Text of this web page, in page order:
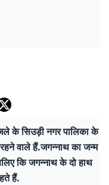
के सिउड़ी नगर पालिका के
वाले हैं.जगन्नाथ का जन्म
कि जगन्नाथ के दो हाथ
हैं.